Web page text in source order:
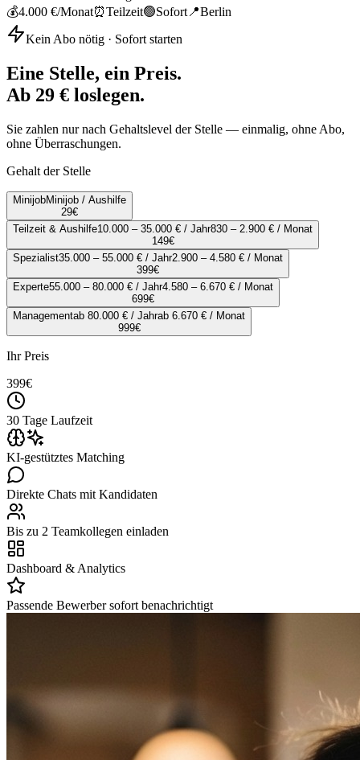
💰4.000 €/Monat⏰Teilzeit🟢Sofort 📍Berlin
Kein Abo nötig · Sofort starten
Eine Stelle, ein Preis.
Ab 29 € loslegen.
Sie zahlen nur nach Gehaltslevel der Stelle — einmalig, ohne Abo,
ohne Überraschungen.
Gehalt der Stelle
MinijobMinijob / Aushilfe
29€
Teilzeit & Aushilfe10.000 – 35.000 € / Jahr830 – 2.900 € / Monat
149€
Spezialist35.000 – 55.000 € / Jahr2.900 – 4.580 € / Monat
399€
Experte55.000 – 80.000 € / Jahr4.580 – 6.670 € / Monat
699€
Managementab 80.000 € / Jahrab 6.670 € / Monat
999€
Ihr Preis
399€
30 Tage Laufzeit
KI-gestütztes Matching
Direkte Chats mit Kandidaten
Bis zu 2 Teamkollegen einladen
Dashboard & Analytics
Passende Bewerber sofort benachrichtigt